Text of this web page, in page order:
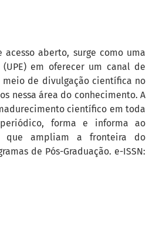
aberto, surge como uma
em oferecer um canal de
de divulgação científica no
nessa área do conhecimento. A
científico em toda
forma e informa ao
que ampliam a fronteira do
de Pós-Graduação. e-ISSN: